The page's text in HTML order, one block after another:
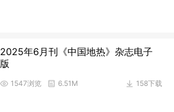
2025年6月刊《中国地热》杂志电子
版
158下载
1547浏览 6.51M